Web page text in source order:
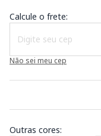
Calcule o frete:
Não sei meu cep
Outras cores: